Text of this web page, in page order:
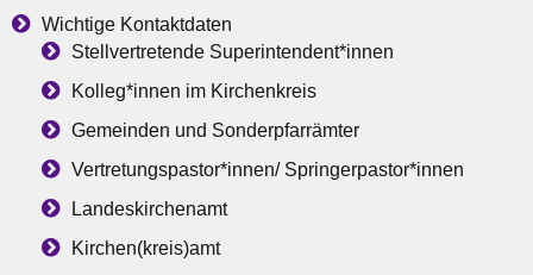
Wichtige Kontaktdaten
Stellvertretende Superintendent*innen
Kolleg*innen im Kirchenkreis
Gemeinden und Sonderpfarrämter
Vertretungspastor*innen/ Springerpastor*innen
Landeskirchenamt
Kirchen(kreis)amt